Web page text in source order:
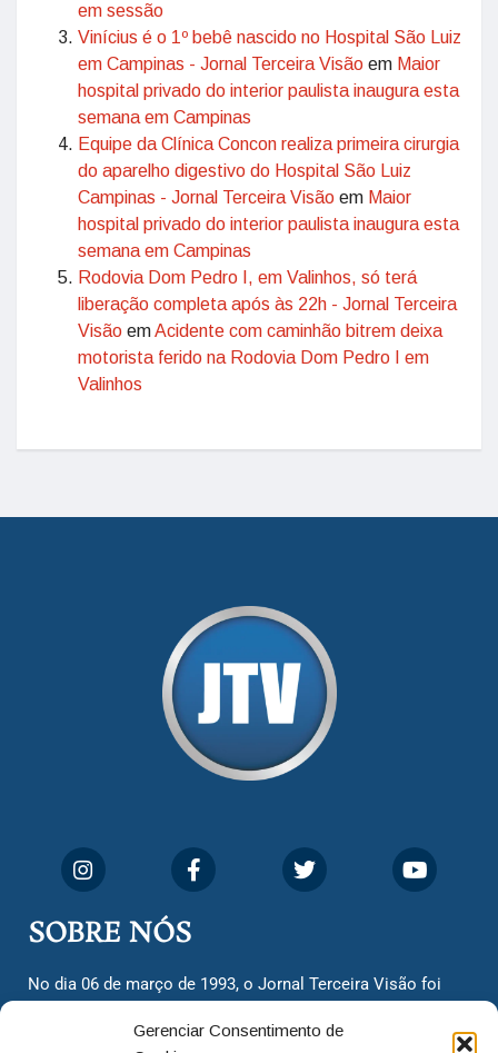
Gerenciar Consentimento de
em sessão
Vinícius é o 1º bebê nascido no Hospital São Luiz
em Campinas - Jornal Terceira Visão em Maior
hospital privado do interior paulista inaugura esta
semana em Campinas
Equipe da Clínica Concon realiza primeira cirurgia
do aparelho digestivo do Hospital São Luiz
Campinas - Jornal Terceira Visão em Maior
hospital privado do interior paulista inaugura esta
semana em Campinas
Rodovia Dom Pedro I, em Valinhos, só terá
liberação completa após às 22h - Jornal Terceira
Visão emAcidente com caminhão bitrem deixa
motorista ferido na Rodovia Dom Pedro I em
Valinhos
SOBRE NÓS
No dia 06 de março de 1993, o Jornal Terceira Visão foi
cidadãos valinhenses, já que naquela época só existiam